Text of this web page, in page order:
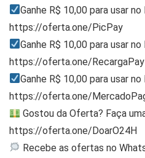
Ganhe R$ 10,00 para usar
https://oferta.one/PicPay
Ganhe R$ 10,00 para usar
https://oferta.one/RecargaPay
Ganhe R$ 10,00 para usar
https://oferta.one/
Gostou da Oferta? Faça
https://oferta.one/DoarO24H
Recebe as ofertas no